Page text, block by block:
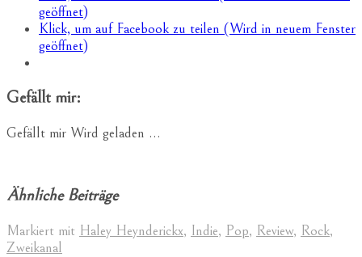
geöffnet)
Klick, um auf Facebook zu teilen (Wird in neuem Fenster
geöffnet)
Gefällt mir:
Gefällt mir Wird geladen …
Ähnliche Beiträge
Markiert mit Haley Heynderickx, Indie, Pop, Review, Rock,
Zweikanal